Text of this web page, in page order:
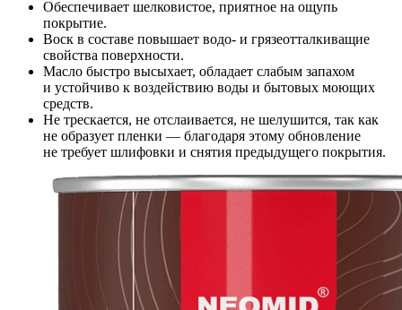
Обеспечивает шелковистое, приятное на ощупь
покрытие.
Воск в составе повышает водо- и грязеотталкиващие
свойства поверхности.
Масло быстро высыхает, обладает слабым запахом
и устойчиво к воздействию воды и бытовых моющих
средств.
Не трескается, не отслаивается, не шелушится, так как
не образует пленки — благодаря этому обновление
не требует шлифовки и снятия предыдущего покрытия.